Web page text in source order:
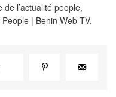
l’actualité people,
| Benin Web TV.